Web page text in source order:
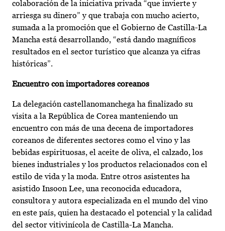
colaboración de la iniciativa privada “que invierte y
arriesga su dinero” y que trabaja con mucho acierto,
sumada a la promoción que el Gobierno de Castilla-La
Mancha está desarrollando, “está dando magníficos
resultados en el sector turístico que alcanza ya cifras
históricas”.
Encuentro con importadores coreanos
La delegación castellanomanchega ha finalizado su
visita a la República de Corea manteniendo un
encuentro con más de una decena de importadores
coreanos de diferentes sectores como el vino y las
bebidas espirituosas, el aceite de oliva, el calzado, los
bienes industriales y los productos relacionados con el
estilo de vida y la moda. Entre otros asistentes ha
asistido Insoon Lee, una reconocida educadora,
consultora y autora especializada en el mundo del vino
en este país, quien ha destacado el potencial y la calidad
del sector vitivinícola de Castilla-La Mancha.